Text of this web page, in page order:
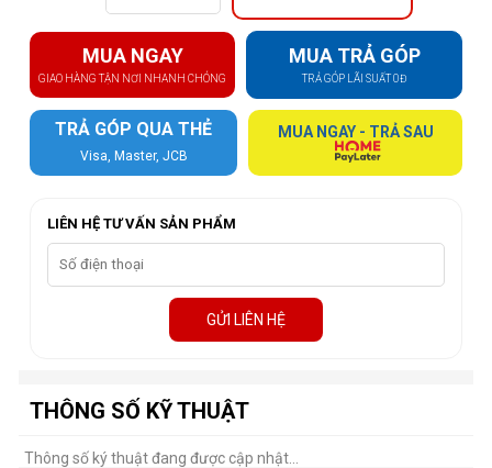
MUA NGAY
GIAO HÀNG TẬN NƠI NHANH CHÓNG
MUA TRẢ GÓP
TRẢ GÓP LÃI SUẤT 0Đ
TRẢ GÓP QUA THẺ
Visa, Master, JCB
MUA NGAY - TRẢ SAU
LIÊN HỆ TƯ VẤN SẢN PHẨM
GỬI LIÊN HỆ
THÔNG SỐ KỸ THUẬT
Thông số ký thuật đang được cập nhật...